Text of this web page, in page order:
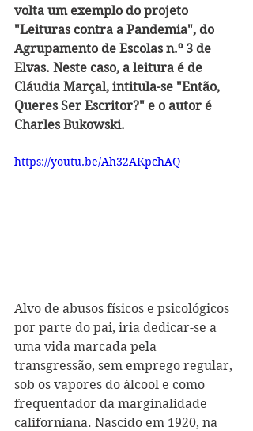
volta um exemplo do projeto
"Leituras contra a Pandemia", do
Agrupamento de Escolas n.º 3 de
Elvas. Neste caso, a leitura é de
Cláudia Marçal, intitula-se "Então,
Queres Ser Escritor?" e o autor é
Charles Bukowski.
https://youtu.be/Ah32AKpchAQ
Alvo de abusos físicos e psicológicos
por parte do pai, iria dedicar-se a
uma vida marcada pela
transgressão, sem emprego regular,
sob os vapores do álcool e como
frequentador da marginalidade
californiana. Nascido em 1920, na